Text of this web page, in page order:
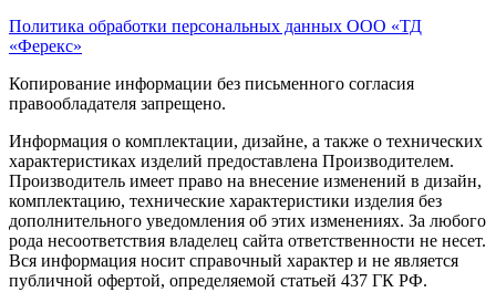
Политика обработки персональных данных ООО «ТД
«Ферекс»
Копирование информации без письменного согласия
правообладателя запрещено.
Информация о комплектации, дизайне, а также о технических
характеристиках изделий предоставлена Производителем.
Производитель имеет право на внесение изменений в дизайн,
комплектацию, технические характеристики изделия без
дополнительного уведомления об этих изменениях. За любого
рода несоответствия владелец сайта ответственности не несет.
Вся информация носит справочный характер и не является
публичной офертой, определяемой статьей 437 ГК РФ.